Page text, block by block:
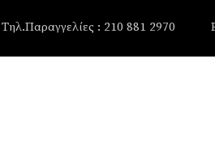
Τηλ.Παραγγελίες : 210 881 2970